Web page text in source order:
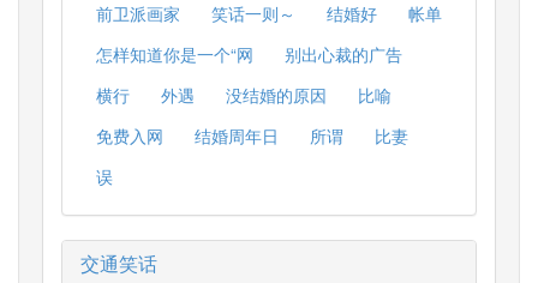
前卫派画家 笑话一则～ 结婚好
帐单
怎样知道你是一个“网
别出心裁的广告
横行
外遇 没结婚的原因
比喻
免费入网
结婚周年日 所谓
比妻
误
交通笑话